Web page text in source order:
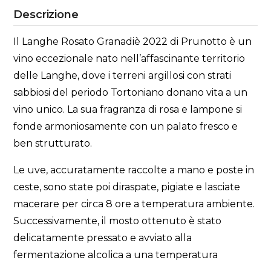
Descrizione
Il Langhe Rosato Granadiè 2022 di Prunotto è un
vino eccezionale nato nell’affascinante territorio
delle Langhe, dove i terreni argillosi con strati
sabbiosi del periodo Tortoniano donano vita a un
vino unico. La sua fragranza di rosa e lampone si
fonde armoniosamente con un palato fresco e
ben strutturato.
Le uve, accuratamente raccolte a mano e poste in
ceste, sono state poi diraspate, pigiate e lasciate
macerare per circa 8 ore a temperatura ambiente.
Successivamente, il mosto ottenuto è stato
delicatamente pressato e avviato alla
fermentazione alcolica a una temperatura